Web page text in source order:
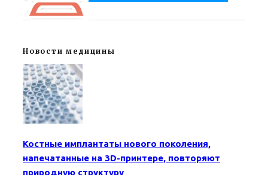
Новости медицины
Костные имплантаты нового поколения,
напечатанные на 3D-принтере, повторяют
природную структуру